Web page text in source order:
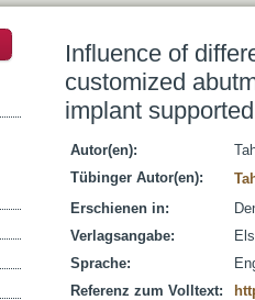
Influence of
customized
implant
Autor(en):
Tübinger Autor(en):
Erschienen in:
Verlagsangabe:
Sprache:
Referenz zum Volltext: